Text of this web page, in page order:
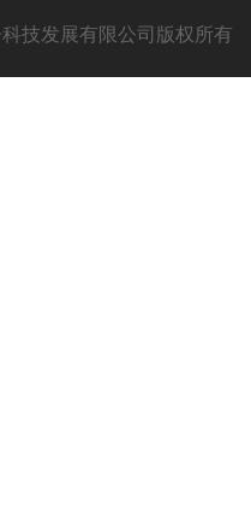
科技发展有限公司版权所有